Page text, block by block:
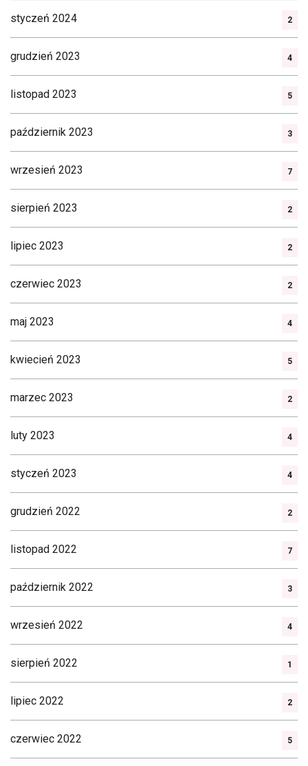
styczeń 2024 2
grudzień 2023 4
listopad 2023 5
październik 2023 3
wrzesień 2023 7
sierpień 2023 2
lipiec 2023 2
czerwiec 2023 2
maj 2023 4
kwiecień 2023 5
marzec 2023 2
luty 2023 4
styczeń 2023 4
grudzień 2022 2
listopad 2022 7
październik 2022 3
wrzesień 2022 4
sierpień 2022 1
lipiec 2022 2
czerwiec 2022 5